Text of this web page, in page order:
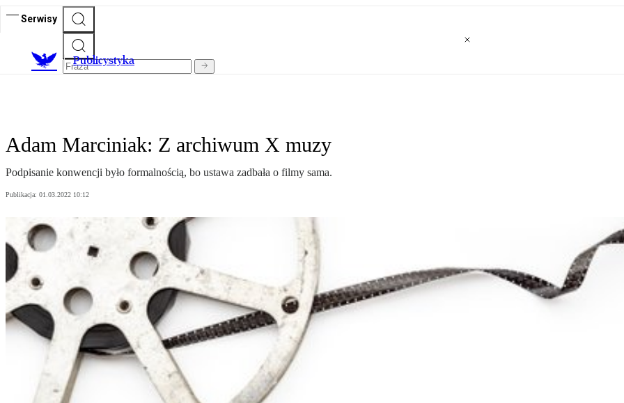
Serwisy
Publicystyka
Adam Marciniak: Z archiwum X muzy
Podpisanie konwencji było formalnością, bo ustawa zadbała o filmy sama.
Publikacja: 01.03.2022 10:12